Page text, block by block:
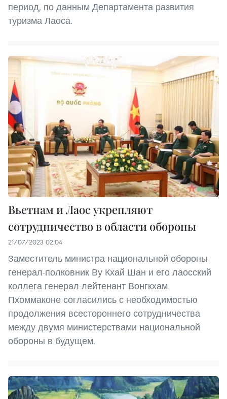
период, по данным Департамента развития
туризма Лаоса.
Вьетнам и Лаос укрепляют
сотрудничество в области обороны
21/07/2023 02:04
Заместитель министра национальной обороны
генерал-полковник Ву Кхай Шан и его лаосский
коллега генерал-лейтенант Вонгкхам
Пхоммаконе согласились с необходимостью
продолжения всестороннего сотрудничества
между двумя министерствами национальной
обороны в будущем.